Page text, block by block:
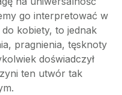
go interpretować w
kobiety, to jednak
pragnienia, tęsknoty
doświadczył
ten utwór tak